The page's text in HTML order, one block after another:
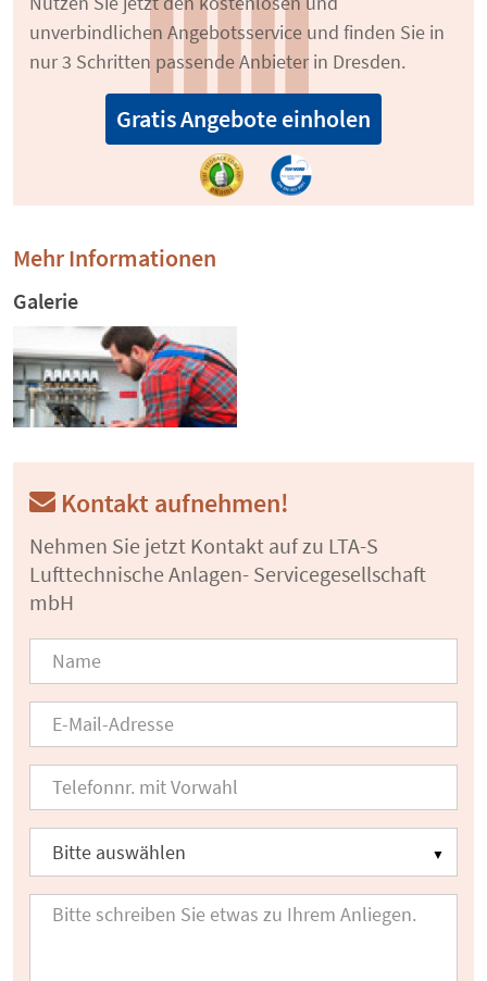
unverbindlichen Angebotsservice und finden Sie in
nur 3 Schritten passende Anbieter in Dresden.
Gratis Angebote einholen
Mehr Informationen
Galerie
Kontakt aufnehmen!
Nehmen Sie jetzt Kontakt auf zu LTA-S
Lufttechnische Anlagen- Servicegesellschaft
mbH